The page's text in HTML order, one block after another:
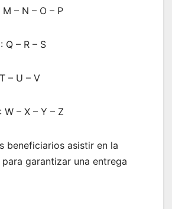
– N – O – P
Q – R – S
– U – V
– X – Y – Z
beneficiarios asistir en la
garantizar una entrega